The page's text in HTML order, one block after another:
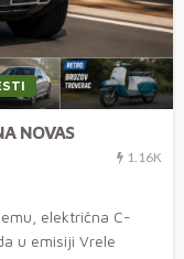
NOVAS
1.16K
električna C-
u emisiji Vrele